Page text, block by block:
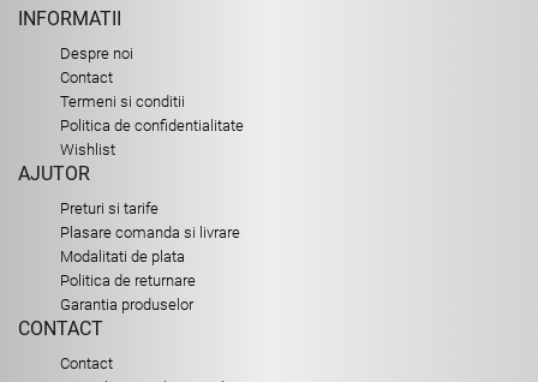
INFORMATII
Despre noi
Contact
Termeni si conditii
Politica de confidentialitate
Wishlist
AJUTOR
Preturi si tarife
Plasare comanda si livrare
Modalitati de plata
Politica de returnare
Garantia produselor
CONTACT
Contact